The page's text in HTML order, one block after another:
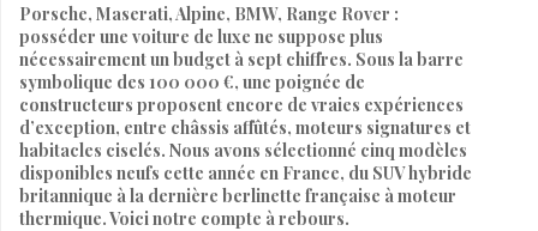
Porsche, Maserati, Alpine, BMW, Range Rover :
posséder une voiture de luxe ne suppose plus
nécessairement un budget à sept chiffres. Sous la barre
symbolique des 100 000 €, une poignée de
constructeurs proposent encore de vraies expériences
d’exception, entre châssis affûtés, moteurs signatures et
habitacles ciselés. Nous avons sélectionné cinq modèles
disponibles neufs cette année en France, du SUV hybride
britannique à la dernière berlinette française à moteur
thermique. Voici notre compte à rebours.